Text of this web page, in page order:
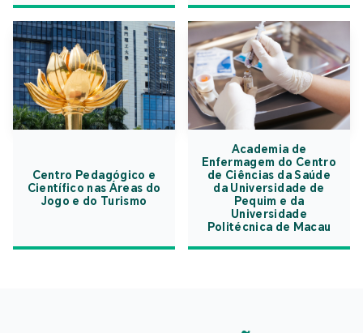
Centro Pedagógico e
Científico nas Áreas do
Jogo e do Turismo
Academia de
Enfermagem do Centro
de Ciências da Saúde
da Universidade de
Pequim e da
Universidade
Politécnica de Macau